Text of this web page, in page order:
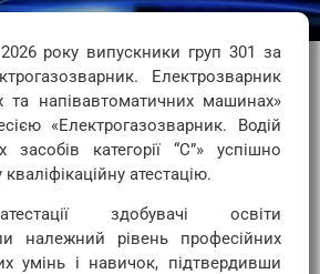
року випускники груп 301 за
Електрозварник
та напівавтоматичних машинах»
«Електрогазозварник. Водій
засобів категорії “С”» успішно
атестацію.
здобувачі освіти
належний рівень професійних
умінь і навичок, підтвердивши